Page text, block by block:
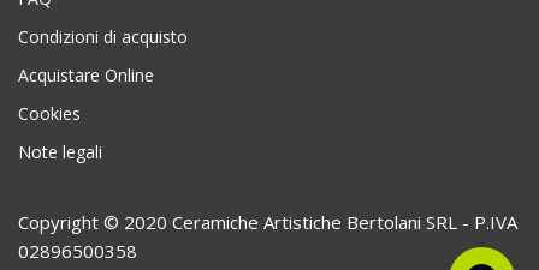
Condizioni di acquisto
Acquistare Online
Cookies
Note legali
Copyright © 2020 Ceramiche Artistiche Bertolani SRL - P.IVA
02896500358